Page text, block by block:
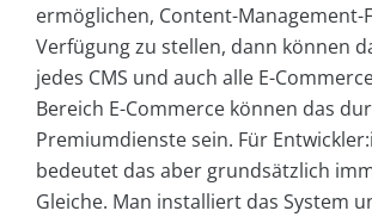
ermöglichen, Content-Management-
Verfügung zu stellen, dann können
jedes CMS und auch alle E-
Bereich E-Commerce können das
Premiumdienste sein. Für
bedeutet das aber grundsätzlich
Gleiche. Man installiert das System